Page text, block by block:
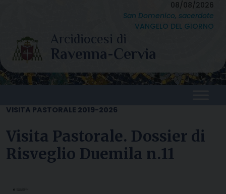
content
08/08/2026
San Domenico, sacerdote
VANGELO DEL GIORNO
VISITA PASTORALE 2019-2026
Visita Pastorale. Dossier di
Risveglio Duemila n.11